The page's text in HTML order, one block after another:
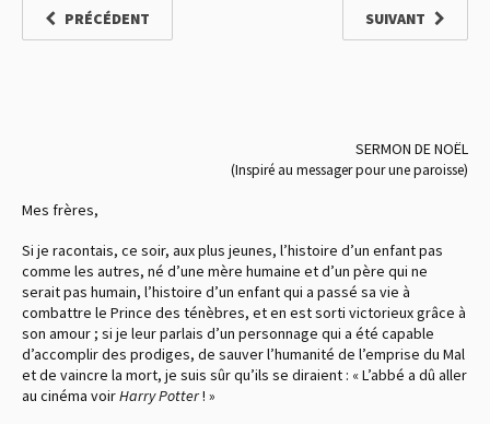
PRÉCÉDENT SUIVANT
SERMON DE NOËL
(Inspiré au messager pour une paroisse)
Mes frères,
Si je racontais, ce soir, aux plus jeunes, l’histoire d’un enfant pas
comme les autres, né d’une mère humaine et d’un père qui ne
serait pas humain, l’histoire d’un enfant qui a passé sa vie à
combattre le Prince des ténèbres, et en est sorti victorieux grâce à
son amour ; si je leur parlais d’un personnage qui a été capable
d’accomplir des prodiges, de sauver l’humanité de l’emprise du Mal
et de vaincre la mort, je suis sûr qu’ils se diraient : « L’abbé a dû aller
au cinéma voirHarry Potter! »